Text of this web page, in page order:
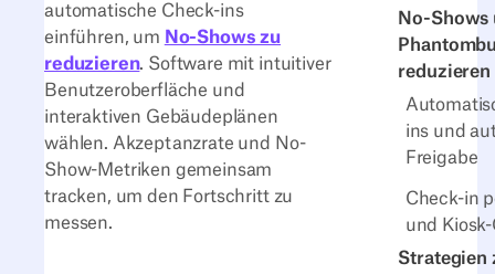
No-Shows
reduzieren
ins und
Freigabe
Check-in
und
Strategien
automatische Check-ins
einführen, um No-Shows zu
reduzieren. Software mit intuitiver
Benutzeroberfläche und
interaktiven Gebäudeplänen
wählen. Akzeptanzrate und No-
Show-Metriken gemeinsam
tracken, um den Fortschritt zu
messen.